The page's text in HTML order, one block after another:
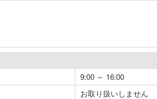
9:00 ～ 16:00
お取り扱いしません